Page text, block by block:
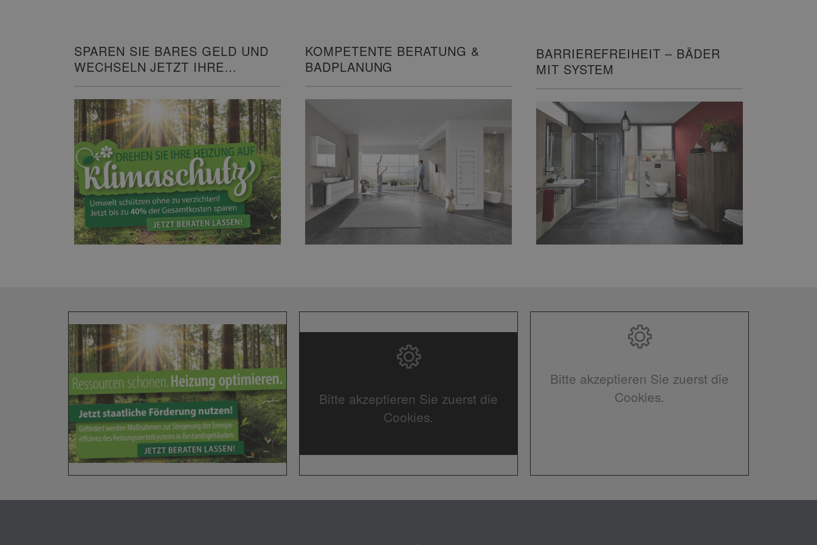
SPAREN SIE BARES GELD UND
WECHSELN JETZT IHRE
KOMPETENTE BERATUNG &
BADPLANUNG
BARRIEREFREIHEIT – BÄDER
MIT SYSTEM
Bitte akzeptieren Sie zuerst die
Cookies.
Bitte akzeptieren Sie zuerst die
Cookies.